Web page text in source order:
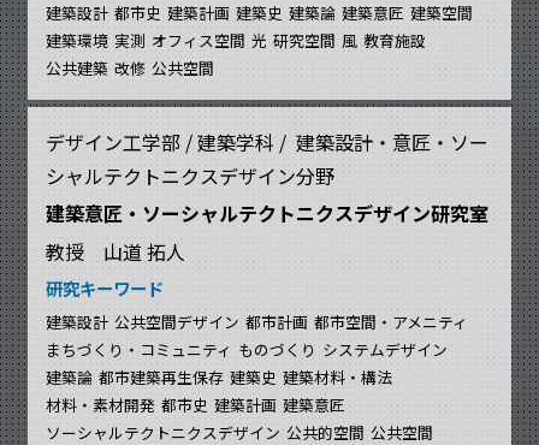
建築設計 都市史 建築計画 建築史 建築論 建築意匠 建築空間
建築環境 実測 オフィス空間 光 研究空間 風 教育施設
公共建築 改修 公共空間
デザイン工学部 / 建築学科 / 建築設計・意匠・ソー
シャルテクトニクスデザイン分野
建築意匠・ソーシャルテクトニクスデザイン研究室
教授 山道 拓人
研究キーワード
建築設計 公共空間デザイン 都市計画 都市空間・アメニティ
まちづくり・コミュニティ ものづくり システムデザイン
建築論 都市建築再生保存 建築史 建築材料・構法
材料・素材開発 都市史 建築計画 建築意匠
ソーシャルテクトニクスデザイン 公共的空間 公共空間